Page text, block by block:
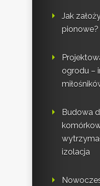
Jak
pionowe?
ogrodu –
Budowa
izolacja